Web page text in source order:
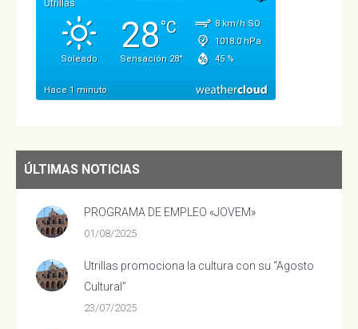
ÚLTIMAS NOTICIAS
PROGRAMA DE EMPLEO «JOVEM»
01/08/2025
Utrillas promociona la cultura con su “Agosto
Cultural”
23/07/2025